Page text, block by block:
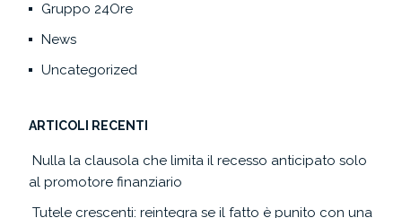
Gruppo 24Ore
News
Uncategorized
ARTICOLI RECENTI
Nulla la clausola che limita il recesso anticipato solo
al promotore finanziario
Tutele crescenti: reintegra se il fatto è punito con una